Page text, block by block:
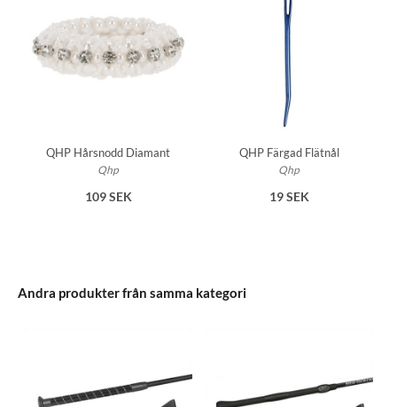
QHP Hårsnodd Diamant
Qhp
109 SEK
QHP Färgad Flätnål
Qhp
19 SEK
Andra produkter från samma kategori